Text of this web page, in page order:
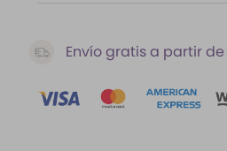
Envío gratis a partir de